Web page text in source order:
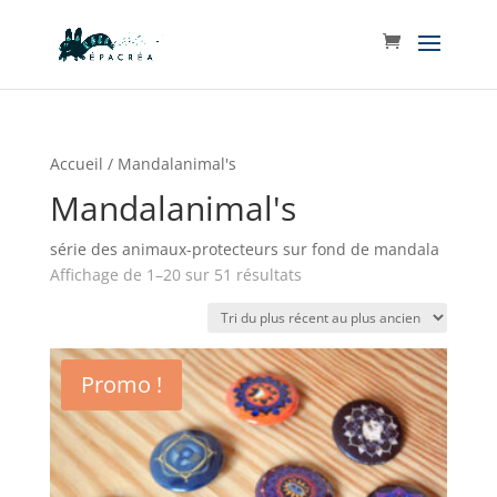
Accueil / Mandalanimal's
Mandalanimal's
série des animaux-protecteurs sur fond de mandala
Affichage de 1–20 sur 51 résultatsTrié
plus
récent
au
plus
ancien
Promo !